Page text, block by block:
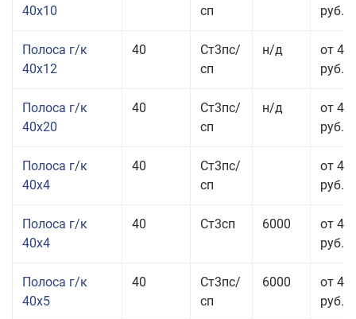
40x10
сп
руб.
Полоса г/к
40x12
40
Ст3пс/
сп
н/д
от 48
руб.
Полоса г/к
40x20
40
Ст3пс/
сп
н/д
от 44
руб.
Полоса г/к
40x4
40
Ст3пс/
сп
от 42
руб.
Полоса г/к
40x4
40 Ст3сп 6000
от 42
руб.
Полоса г/к
40x5
40
Ст3пс/
сп
6000
от 43
руб.